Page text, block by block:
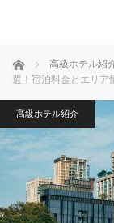
ホーム 高級ホテル紹
選！宿泊料金とエリア
高級ホテル紹介